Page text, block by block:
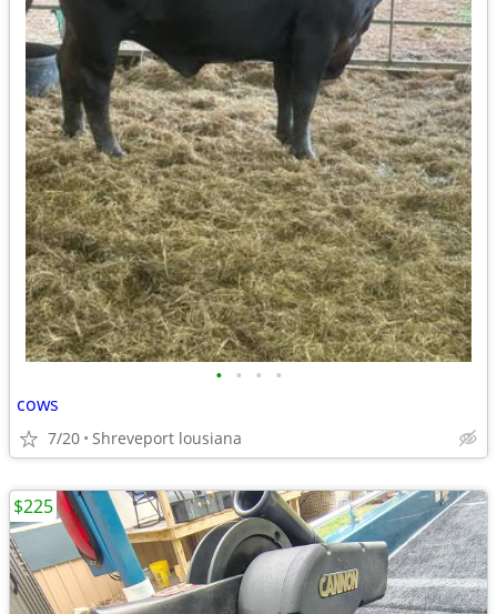
• • • •
cows
7/20 Shreveport lousiana
$225